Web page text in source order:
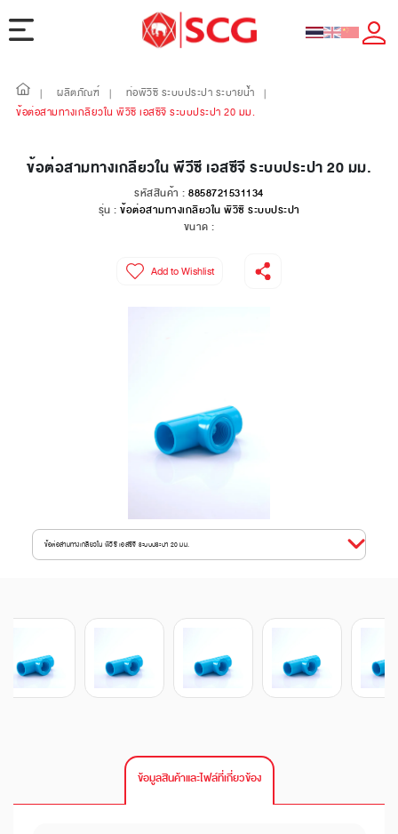
| ผลิตภัณฑ์ | ท่อพีวีซี ระบบประปา ระบายน้ำ
|
ข้อต่อสามทางเกลียวใน พีวีซี เอสซีจี ระบบประปา 20 มม.
ข้อต่อสามทางเกลียวใน พีวีซี เอสซีจี ระบบประปา 20 มม.
รหัสสินค้า : 8858721531134
รุ่น : ข้อต่อสามทางเกลียวใน พีวีซี ระบบประปา
ขนาด :
Add to Wishlist
ข้อต่อสามทางเกลียวใน พีวีซี เอสซีจี ระบบประปา 20 มม.
ข้อมูลสินค้าและไฟล์ที่เกี่ยวข้อง